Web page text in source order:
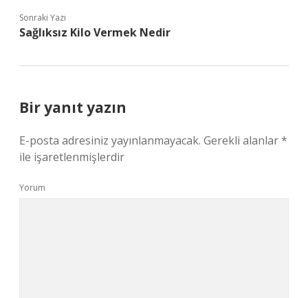
Sonraki Yazı
Sağlıksız Kilo Vermek Nedir
Bir yanıt yazın
E-posta adresiniz yayınlanmayacak. Gerekli alanlar*
ile işaretlenmişlerdir
Yorum